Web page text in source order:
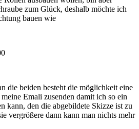
zum Glück, deshalb möchte ich
bauen wie
die beiden besteht die möglichkeit eine
Emali zusenden damit ich so ein
kann, den die abgebildete Skizze ist zu
vergrößere dann kann man nichts mehr